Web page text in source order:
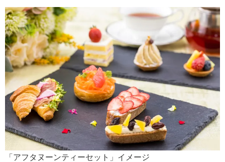
「アフタヌーンティーセット」イメージ